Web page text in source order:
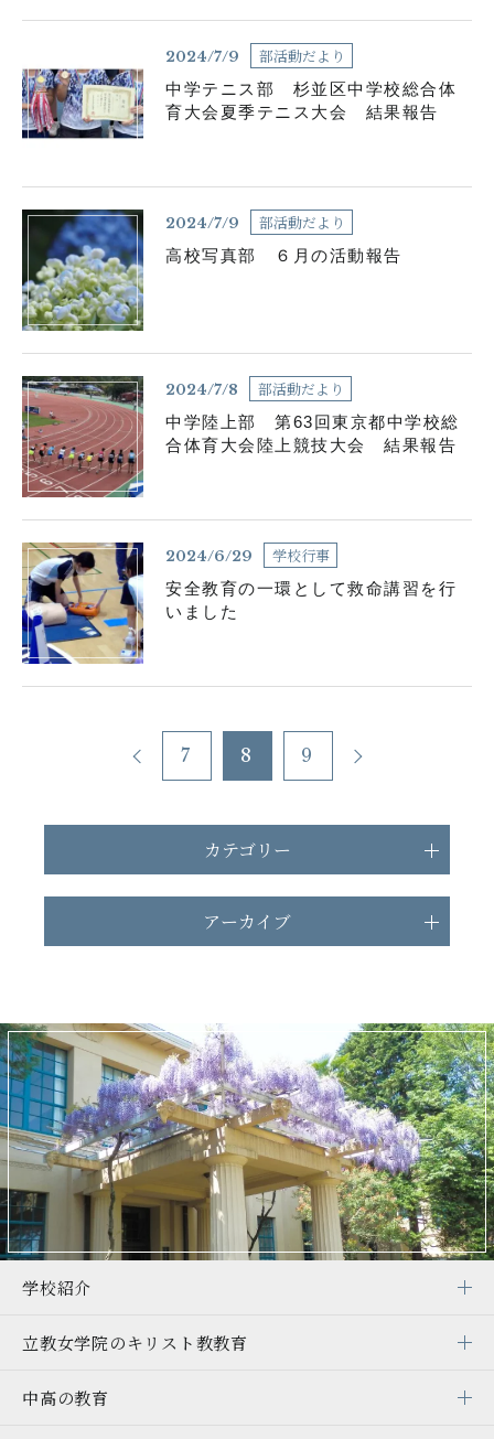
2024/7/9 部活動だより
中学テニス部 杉並区中学校総合体
育大会夏季テニス大会 結果報告
2024/7/9 部活動だより
高校写真部 ６月の活動報告
2024/7/8 部活動だより
中学陸上部 第63回東京都中学校総
合体育大会陸上競技大会 結果報告
2024/6/29 学校行事
安全教育の一環として救命講習を行
いました
7 8 9
カテゴリー
アーカイブ
学校紹介
立教女学院のキリスト教教育
中高の教育